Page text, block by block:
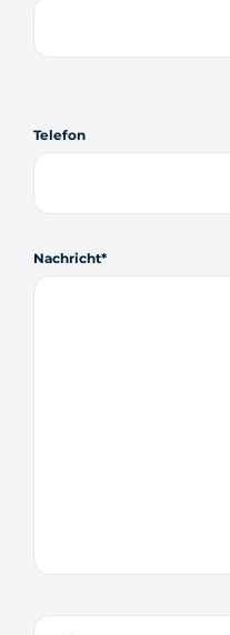
Telefon
Nachricht